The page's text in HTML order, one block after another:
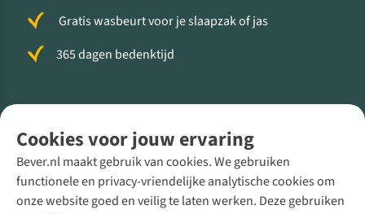
Cookies voor jouw ervaring
Bever.nl maakt gebruik van cookies. We gebruiken
functionele en privacy-vriendelijke analytische cookies om
onze website goed en veilig te laten werken. Deze gebruiken
Gratis wasbeurt voor je slaapzak of jas
365 dagen bedenktijd
Direct advies van een Buitenexpert